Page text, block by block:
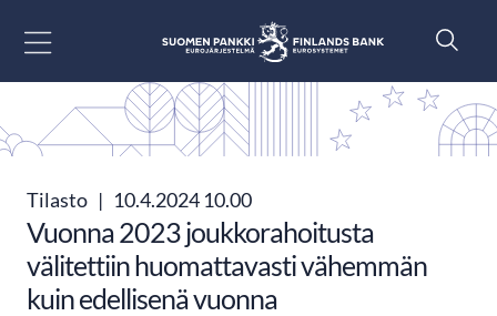
Tilasto | 10.4.2024 10.00
Vuonna 2023 joukkorahoitusta
välitettiin huomattavasti vähemmän
kuin edellisenä vuonna